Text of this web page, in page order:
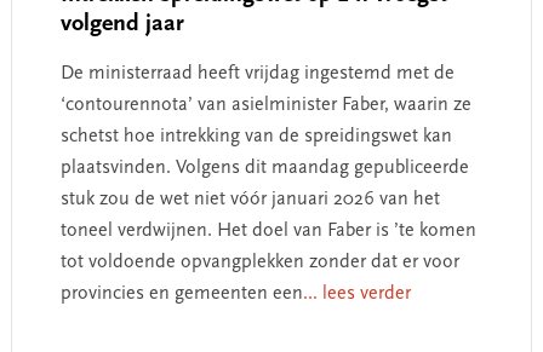
volgend jaar
De ministerraad heeft vrijdag ingestemd met de
‘contourennota’ van asielminister Faber, waarin ze
schetst hoe intrekking van de spreidingswet kan
plaatsvinden. Volgens dit maandag gepubliceerde
stuk zou de wet niet vóór januari 2026 van het
toneel verdwijnen. Het doel van Faber is ’te komen
tot voldoende opvangplekken zonder dat er voor
provincies en gemeenten een... lees verder